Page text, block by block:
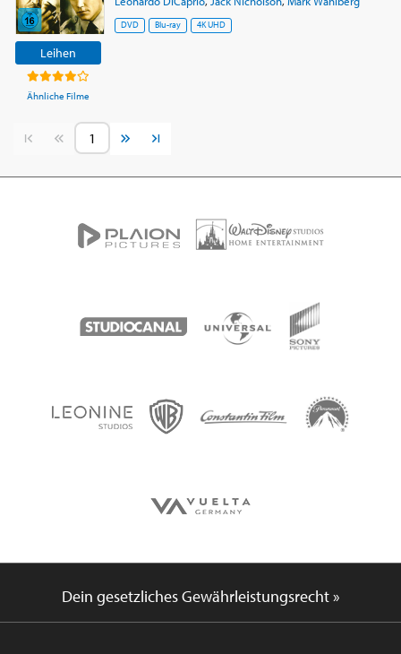
Leihen
Ähnliche Filme
DVD Blu-ray 4K UHD
Vorherige SeiteNächste Seite
Dein gesetzliches Gewährleistungsrecht »